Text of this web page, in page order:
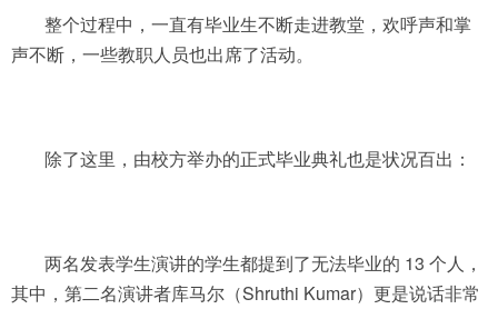
整个过程中，一直有毕业生不断走进教堂，欢呼声和掌
声不断，一些教职人员也出席了活动。
除了这里，由校方举办的正式毕业典礼也是状况百出：
两名发表学生演讲的学生都提到了无法毕业的 13 个人，
其中，第二名演讲者库马尔（Shruthi Kumar）更是说话非常